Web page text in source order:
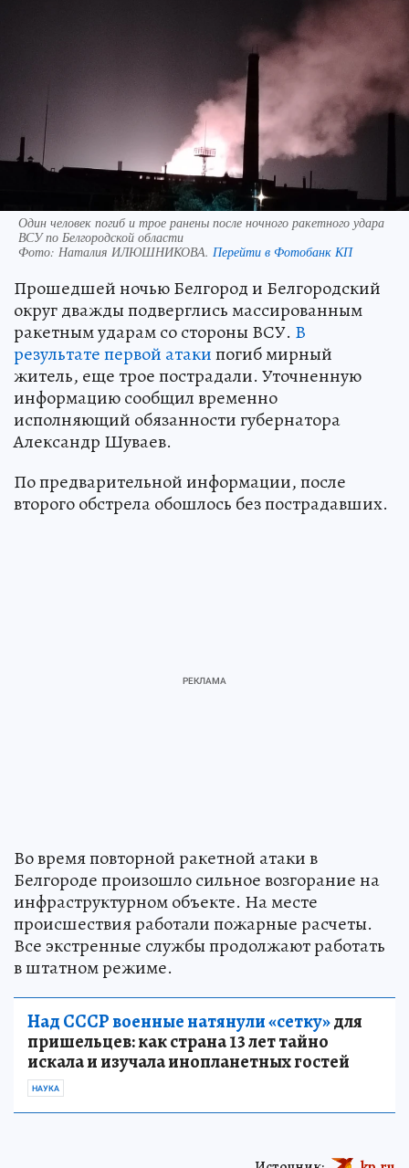
Один человек погиб и трое ранены после ночного ракетного удара
ВСУ по Белгородской области
Фото: Наталия ИЛЮШНИКОВА. Перейти в Фотобанк КП
Прошедшей ночью Белгород и Белгородский
округ дважды подверглись массированным
ракетным ударам со стороны ВСУ. В
результате первой атакипогиб мирный
житель, еще трое пострадали. Уточненную
информацию сообщил временно
исполняющий обязанности губернатора
Александр Шуваев.
По предварительной информации, после
второго обстрела обошлось без пострадавших.
Во время повторной ракетной атаки в
Белгороде произошло сильное возгорание на
инфраструктурном объекте. На месте
происшествия работали пожарные расчеты.
Все экстренные службы продолжают работать
в штатном режиме.
Над СССР военные натянули «сетку»для
пришельцев: как страна 13 лет тайно
искала и изучала инопланетных гостей
НАУКА